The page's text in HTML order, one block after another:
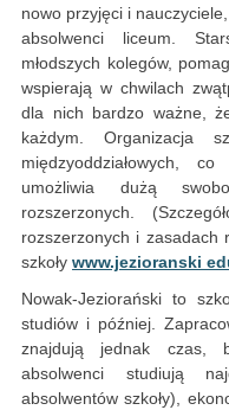
nowo przyjęci i
absolwenci liceum.
młodszych kolegów,
wspierają w chwilach
dla nich bardzo ważne,
każdym. Organizacja
międzyoddziałowych,
umożliwia dużą
rozszerzonych.
rozszerzonych i zasadach
szkoły www.jezioranski
Nowak-Jeziorański to
studiów i później.
znajdują jednak czas,
absolwenci studiują
absolwentów szkoły),